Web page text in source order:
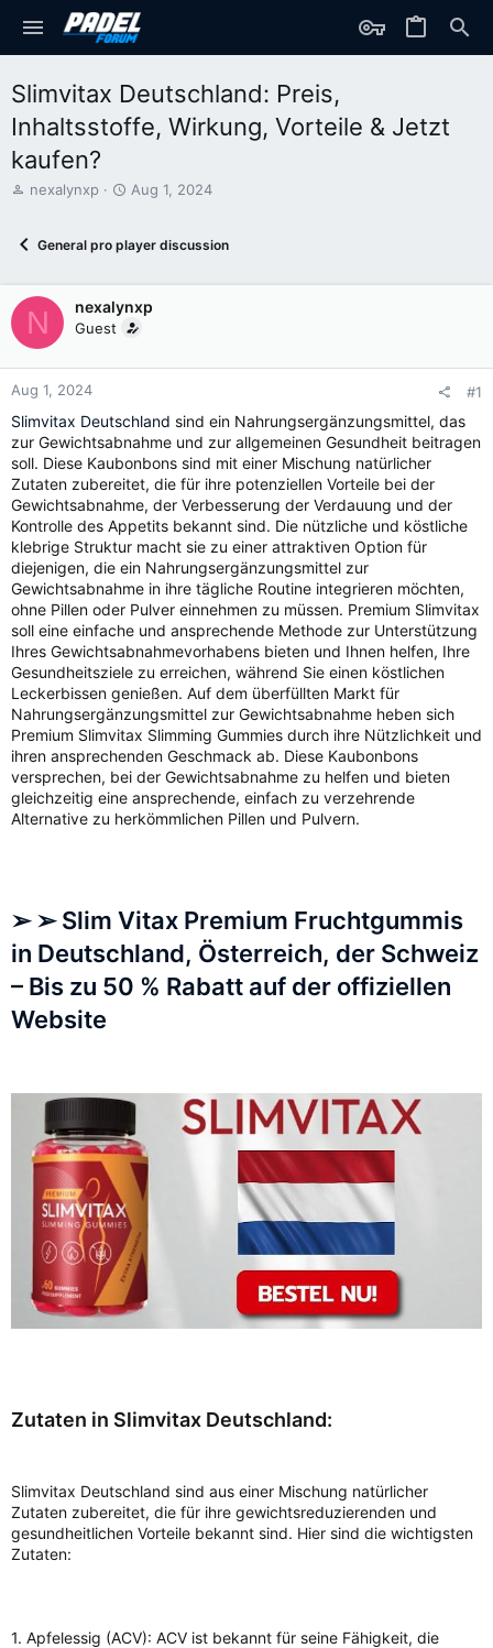
Slimvitax Deutschland: Preis,
Inhaltsstoffe, Wirkung, Vorteile & Jetzt
kaufen?
T
d
a
r
t
r
nexalynxp
S
r
d
a
t
Aug 1, 2024
General pro player discussion
N nexalynxp
Guest
Aug 1, 2024 #1
Slimvitax Deutschland sind ein Nahrungsergänzungsmittel, das
zur Gewichtsabnahme und zur allgemeinen Gesundheit beitragen
soll. Diese Kaubonbons sind mit einer Mischung natürlicher
Zutaten zubereitet, die für ihre potenziellen Vorteile bei der
Gewichtsabnahme, der Verbesserung der Verdauung und der
Kontrolle des Appetits bekannt sind. Die nützliche und köstliche
klebrige Struktur macht sie zu einer attraktiven Option für
diejenigen, die ein Nahrungsergänzungsmittel zur
Gewichtsabnahme in ihre tägliche Routine integrieren möchten,
ohne Pillen oder Pulver einnehmen zu müssen. Premium Slimvitax
soll eine einfache und ansprechende Methode zur Unterstützung
Ihres Gewichtsabnahmevorhabens bieten und Ihnen helfen, Ihre
Gesundheitsziele zu erreichen, während Sie einen köstlichen
Leckerbissen genießen. Auf dem überfüllten Markt für
Nahrungsergänzungsmittel zur Gewichtsabnahme heben sich
Premium Slimvitax Slimming Gummies durch ihre Nützlichkeit und
ihren ansprechenden Geschmack ab. Diese Kaubonbons
versprechen, bei der Gewichtsabnahme zu helfen und bieten
gleichzeitig eine ansprechende, einfach zu verzehrende
Alternative zu herkömmlichen Pillen und Pulvern.
➢ ➢ Slim Vitax Premium Fruchtgummis
in Deutschland, Österreich, der Schweiz
– Bis zu 50 % Rabatt auf der offiziellen
Website
Zutaten in Slimvitax Deutschland:
Slimvitax Deutschland sind aus einer Mischung natürlicher
Zutaten zubereitet, die für ihre gewichtsreduzierenden und
gesundheitlichen Vorteile bekannt sind. Hier sind die wichtigsten
Zutaten:
1. Apfelessig (ACV): ACV ist bekannt für seine Fähigkeit, die